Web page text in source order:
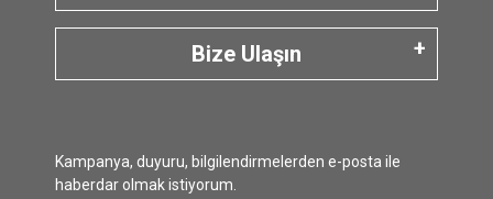
Bize Ulaşın
Kampanya, duyuru, bilgilendirmelerden e-posta ile
haberdar olmak istiyorum.